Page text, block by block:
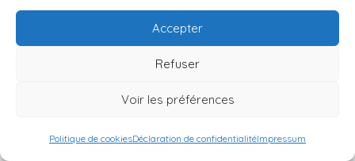
Accepter
Refuser
Voir les préférences
Politique de cookiesDéclaration de confidentialitéImpressum
Avance de loyer et dépôt de garantie
La pratique locale veut qu’un locataire paie
rassurer les propriétaires, dans un contexte où les